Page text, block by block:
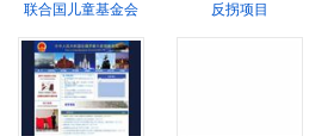
联合国儿童基金会 反拐项目